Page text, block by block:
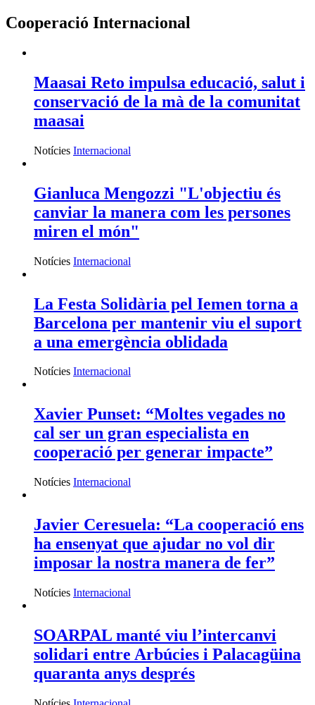
Cooperació Internacional
Maasai Reto impulsa educació, salut i
conservació de la mà de la comunitat
maasai
Notícies Internacional
Gianluca Mengozzi "L'objectiu és
canviar la manera com les persones
miren el món"
Notícies Internacional
La Festa Solidària pel Iemen torna a
Barcelona per mantenir viu el suport
a una emergència oblidada
Notícies Internacional
Xavier Punset: “Moltes vegades no
cal ser un gran especialista en
cooperació per generar impacte”
Notícies Internacional
Javier Ceresuela: “La cooperació ens
ha ensenyat que ajudar no vol dir
imposar la nostra manera de fer”
Notícies Internacional
SOARPAL manté viu l’intercanvi
solidari entre Arbúcies i Palacagüina
quaranta anys després